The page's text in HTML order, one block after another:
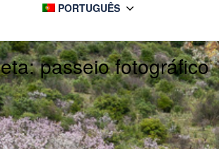
PORTUGUÊS
passeio fotográfico